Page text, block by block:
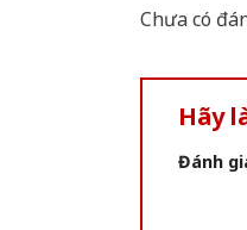
Chưa có
Hãy
Đánh